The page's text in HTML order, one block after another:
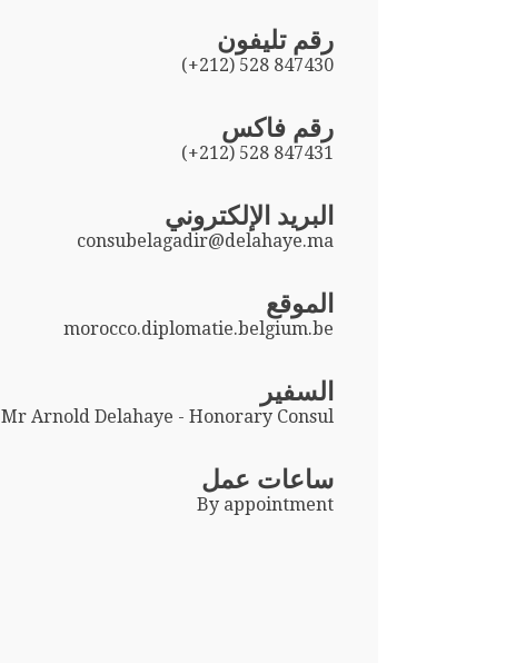
رقم تليفون
(+212) 528 847430
رقم فاكس
(+212) 528 847431
البريد الإلكتروني
consubelagadir@delahaye.ma
الموقع
morocco.diplomatie.belgium.be
السفير
Mr Arnold Delahaye - Honorary Consul
ساعات عمل
By appointment